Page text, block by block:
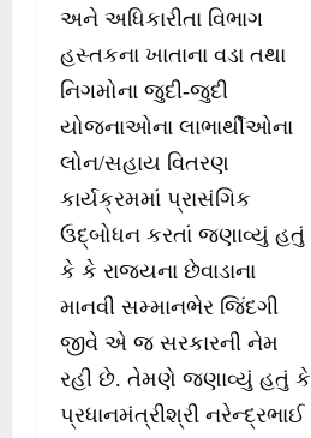
અને અધિકારીતા વિભાગ
હસ્તકના ખાતાના વડા તથા
નિગમોના જુદી-જુદી
યોજનાઓના લાભાર્થીઓના
લોન/સહાય વિતરણ
કાર્યક્રમમાં પ્રાસંગિક
ઉદ્બોધન કરતાં જણાવ્યું હતું
કે કે રાજ્યના છેવાડાના
માનવી સમ્માનભેર જિંદગી
જીવે એ જ સરકારની નેમ
રહી છે. તેમણે જણાવ્યું હતું કે
પ્રધાનમંત્રીશ્રી નરેન્દ્રભાઈ